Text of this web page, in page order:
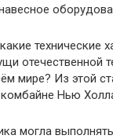
технические
отечественной
мире? Из этой
Нью
могла